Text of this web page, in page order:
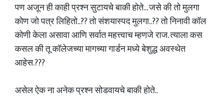
पण अजून ही काही प्रश्न सुटायचे बाकी होते... जसे की तो मुलगा
कोण जो पत्र लिहितो..?? तो संशयास्पद मुलगा..?? तो निनावी कॉल
कोणी केला असावा आणि सर्वात महत्त्वाच म्हणजे राज. त्याला कस
कसल की तू कॉलेजच्या मागच्या गार्डन मध्ये बेशुद्ध अवस्थेत
आहेस.???
असेल ऐक ना अनेक प्रश्न सोडवायचे बाकी होते..